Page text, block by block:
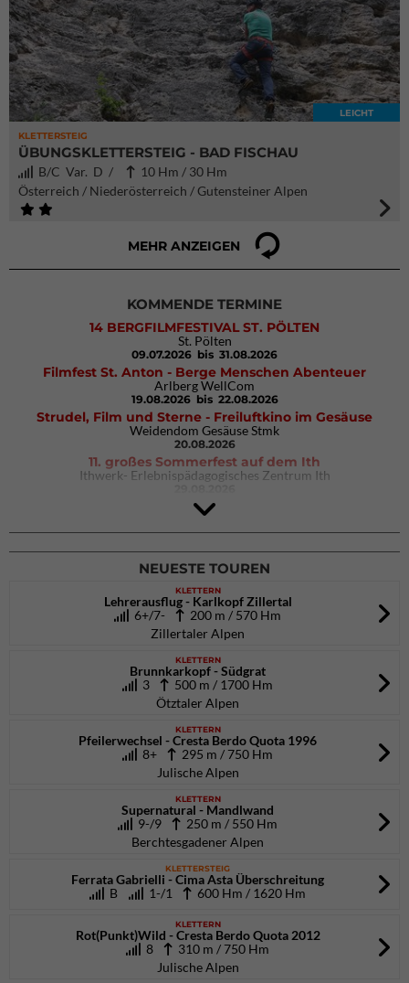
KLETTERSTEIG
LEICHT
ÜBUNGSKLETTERSTEIG - BAD FISCHAU
B/C Var. D /
10 Hm / 30 Hm
Österreich / Niederösterreich / Gutensteiner Alpen
MEHR ANZEIGEN
KOMMENDE TERMINE
14 BERGFILMFESTIVAL ST. PÖLTEN
St. Pölten
09.07.2026 bis 31.08.2026
Filmfest St. Anton - Berge Menschen Abenteuer
Arlberg WellCom
19.08.2026 bis 22.08.2026
Strudel, Film und Sterne - Freiluftkino im Gesäuse
Weidendom Gesäuse Stmk
20.08.2026
11. großes Sommerfest auf dem Ith
Ithwerk- Erlebnispädagogisches Zentrum Ith
Rock Master Arco
Arco (IT)
02.10.2026bis 04.10.2026
NEUESTE TOUREN
KLETTERN
Lehrerausflug - Karlkopf Zillertal
6+/7-
200 m / 570 Hm
Zillertaler Alpen
KLETTERN
Brunnkarkopf - Südgrat
3
500 m / 1700 Hm
Ötztaler Alpen
KLETTERN
Pfeilerwechsel - Cresta Berdo Quota 1996
8+
295 m / 750 Hm
Julische Alpen
KLETTERN
Supernatural - Mandlwand
9-/9
250 m / 550 Hm
Berchtesgadener Alpen
KLETTERSTEIG
Ferrata Gabrielli - Cima Asta Überschreitung
B
1-/1 600 Hm / 1620 Hm
KLETTERN
Rot(Punkt)Wild - Cresta Berdo Quota 2012
8
310 m / 750 Hm
Julische Alpen